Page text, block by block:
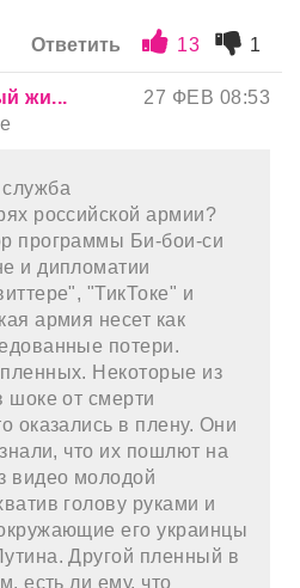
Ответить 13 1
жи...
27 ФЕВ 08:53
российской армии?
программы Би-бои-си
и дипломатии
"ТикТоке" и
армия несет как
потери.
Некоторые из
шоке от смерти
оказались в плену. Они
что их пошлют на
видео молодой
голову руками и
его украинцы
Другой пленный в
есть ли ему, что